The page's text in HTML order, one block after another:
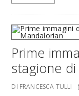
Prime
stagione
DI FRANCESCA TULLI